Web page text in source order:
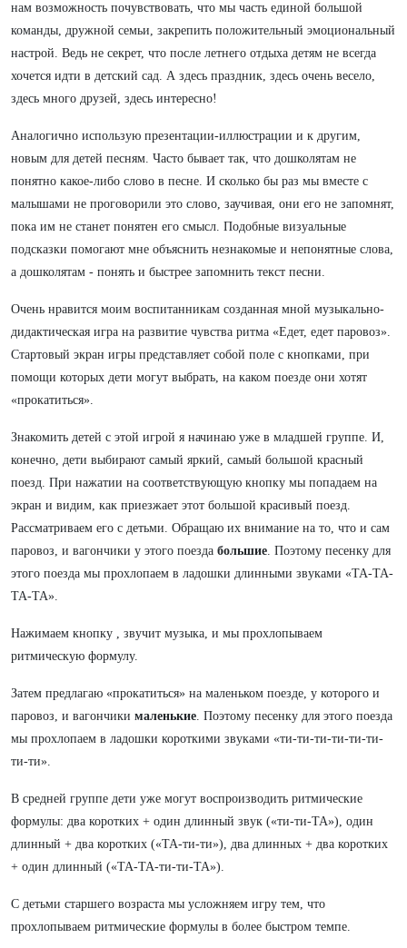
нам возможность почувствовать, что мы часть единой большой
команды, дружной семьи, закрепить положительный эмоциональный
настрой. Ведь не секрет, что после летнего отдыха детям не всегда
хочется идти в детский сад. А здесь праздник, здесь очень весело,
здесь много друзей, здесь интересно!
Аналогично использую презентации-иллюстрации и к другим,
новым для детей песням. Часто бывает так, что дошколятам не
понятно какое-либо слово в песне. И сколько бы раз мы вместе с
малышами не проговорили это слово, заучивая, они его не запомнят,
пока им не станет понятен его смысл. Подобные визуальные
подсказки помогают мне объяснить незнакомые и непонятные слова,
а дошколятам - понять и быстрее запомнить текст песни.
Очень нравится моим воспитанникам созданная мной музыкально-
дидактическая игра на развитие чувства ритма «Едет, едет паровоз».
Стартовый экран игры представляет собой поле с кнопками, при
помощи которых дети могут выбрать, на каком поезде они хотят
«прокатиться».
Знакомить детей с этой игрой я начинаю уже в младшей группе. И,
конечно, дети выбирают самый яркий, самый большой красный
поезд. При нажатии на соответствующую кнопку мы попадаем на
экран и видим, как приезжает этот большой красивый поезд.
Рассматриваем его с детьми. Обращаю их внимание на то, что и сам
паровоз, и вагончики у этого поезда большие. Поэтому песенку для
этого поезда мы прохлопаем в ладошки длинными звуками «ТА-ТА-
ТА-ТА».
Нажимаем кнопку , звучит музыка, и мы прохлопываем
ритмическую формулу.
Затем предлагаю «прокатиться» на маленьком поезде, у которого и
паровоз, и вагончики маленькие. Поэтому песенку для этого поезда
мы прохлопаем в ладошки короткими звуками «ти-ти-ти-ти-ти-ти-
ти-ти».
В средней группе дети уже могут воспроизводить ритмические
формулы: два коротких + один длинный звук («ти-ти-ТА»), один
длинный + два коротких («ТА-ти-ти»), два длинных + два коротких
+ один длинный («ТА-ТА-ти-ти-ТА»).
С детьми старшего возраста мы усложняем игру тем, что
прохлопываем ритмические формулы в более быстром темпе.